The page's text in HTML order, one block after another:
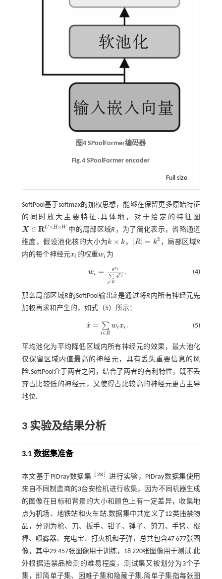
图4 SPoolFormer编码器
Fig.4 SPoolFormer encoder
Full size
SoftPool基于softmax的加权思想，能够在保留更多原始特征
的同时放大主要特征.具体地，对于给定的特征图
X ∈ RC×H×W
X∈R C×H 中的局部区域R ，为了简化表示，省略通道
维度，假设池化核的大小为k × k
k× k ， R| = k2
R=k 2 ，局部区域R
内的每个神经元xi
xi 的权重wi
wi 为
wi = exi
∑
j∈R
ex j
wi= ex ∑j∈Rex. (4)
那么局部区域R 的SoftPool输出x
˜
x˜是通过将R 内所有神经元先
加权再求和产生的，如式（5） 所示：
x
˜ = ∑
i ∈R
wi xi
x˜ =∑ ∈Rwixi . (5)
平均池化为平均降低区域内所有神经元的效果，最大池化
仅保留区域内值最高的神经元，具有丢失重要信息的风
险.SoftPool介于两者之间，结合了两者的有利特性，既不丢
弃占比较低的神经元，又使得占比较高的神经元更占主导
地位.
3 实验及结果分析
3.1 数据集准备
本文基于PIDray数据集 ［28 ］进行实验，PIDray数据集使用
来自不同制造商的3台安检机进行收集，因为不同机器生成
的图像在目标和背景的大小和颜色上有一定差异，收集地
点为机场、地铁站和火车站.数据集中共定义了12类违禁物
品，分别为枪、刀、扳手、钳子、锤子、剪刀、手铐、棍
棒、喷雾器、充电宝、打火机和子弹，总共包含47 677张图
像，其中29 457张图像用于训练，18 220张图像用于测试.此
外根据违禁品检测的难易程度，测试集又被划分为3个子
集，即简单子集、困难子集和隐藏子集.简单子集指每张图